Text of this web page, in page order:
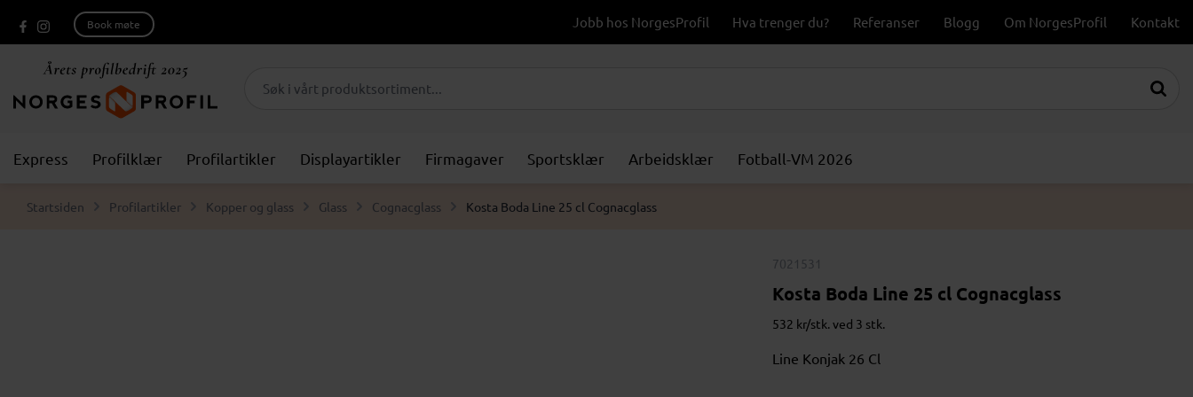
Book møte Jobb hos NorgesProfil Hva trenger du? Referanser Blogg Om NorgesProfil Kontakt
Express Profilklær Profilartikler Displayartikler Firmagaver Sportsklær Arbeidsklær Fotball-VM 2026
Startsiden Profilartikler Kopper og glass Glass Cognacglass Kosta Boda Line 25 cl Cognacglass
7021531
Kosta Boda Line 25 cl Cognacglass
532 kr/stk. ved 3 stk.
Line Konjak 26 Cl